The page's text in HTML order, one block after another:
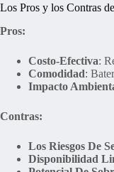
Los Pros y los Contras
Pros:
Costo-Efectiva:
Comodidad:
Impacto
Contras:
Los Riesgos De
Disponibilidad